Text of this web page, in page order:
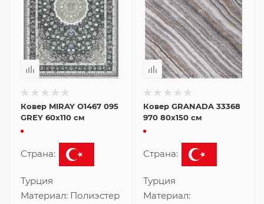
Ковер MIRAY O1467 095
GREY 60x110 см
Страна:
Турция
Материал: Полиэстер
Ковер GRANADA 33368
970 80x150 см
Страна:
Турция
Материал: